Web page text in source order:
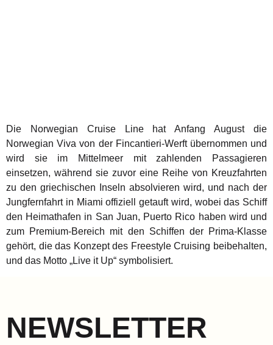
Die Norwegian Cruise Line hat Anfang August die
Norwegian Viva von der Fincantieri-Werft übernommen und
wird sie im Mittelmeer mit zahlenden Passagieren
einsetzen, während sie zuvor eine Reihe von Kreuzfahrten
zu den griechischen Inseln absolvieren wird, und nach der
Jungfernfahrt in Miami offiziell getauft wird, wobei das Schiff
den Heimathafen in San Juan, Puerto Rico haben wird und
zum Premium-Bereich mit den Schiffen der Prima-Klasse
gehört, die das Konzept des Freestyle Cruising beibehalten,
und das Motto „Live it Up“ symbolisiert.
NEWSLETTER